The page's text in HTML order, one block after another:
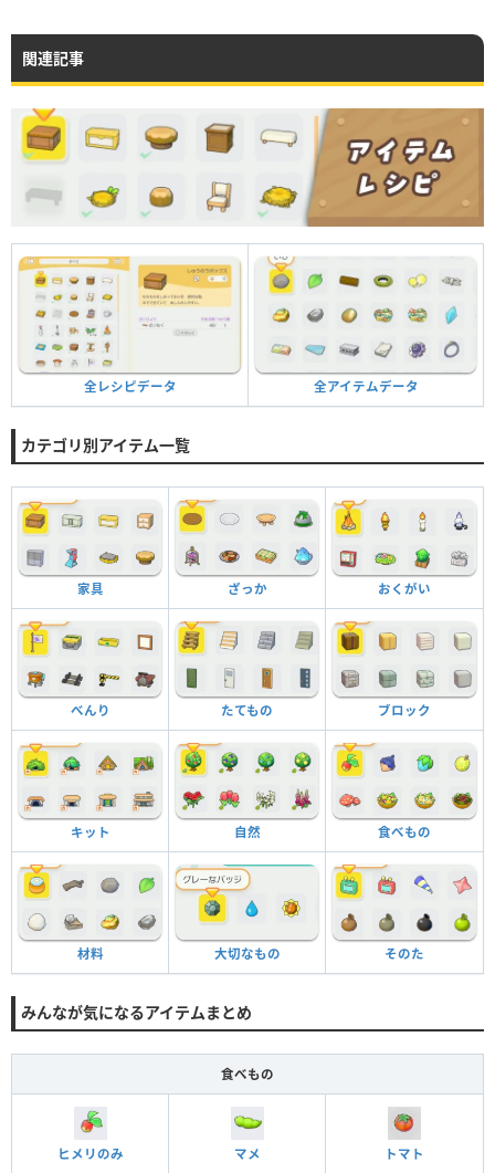
関連記事
全レシピデータ 全アイテムデータ
カテゴリ別アイテム一覧
家具 ざっか おくがい
べんり たてもの ブロック
キット 自然 食べもの
材料 大切なもの そのた
みんなが気になるアイテムまとめ
食べもの
ヒメリのみ マメ トマト